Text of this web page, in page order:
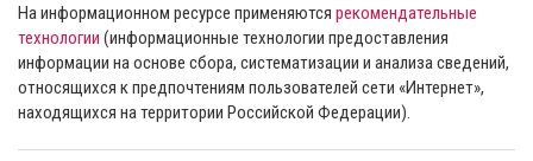
На информационном ресурсе применяются рекомендательные
технологии (информационные технологии предоставления
информации на основе сбора, систематизации и анализа сведений,
относящихся к предпочтениям пользователей сети «Интернет»,
находящихся на территории Российской Федерации).